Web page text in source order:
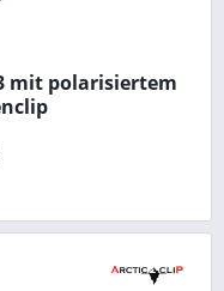
mit polarisiertem